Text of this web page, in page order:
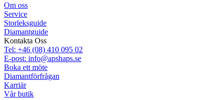
Om oss
Service
Storleksguide
Diamantguide
Kontakta Oss
Tel: +46 (08) 410 095 02
E-post: info@apshaps.se
Boka ett möte
Diamantförfrågan
Karriär
Vår butik